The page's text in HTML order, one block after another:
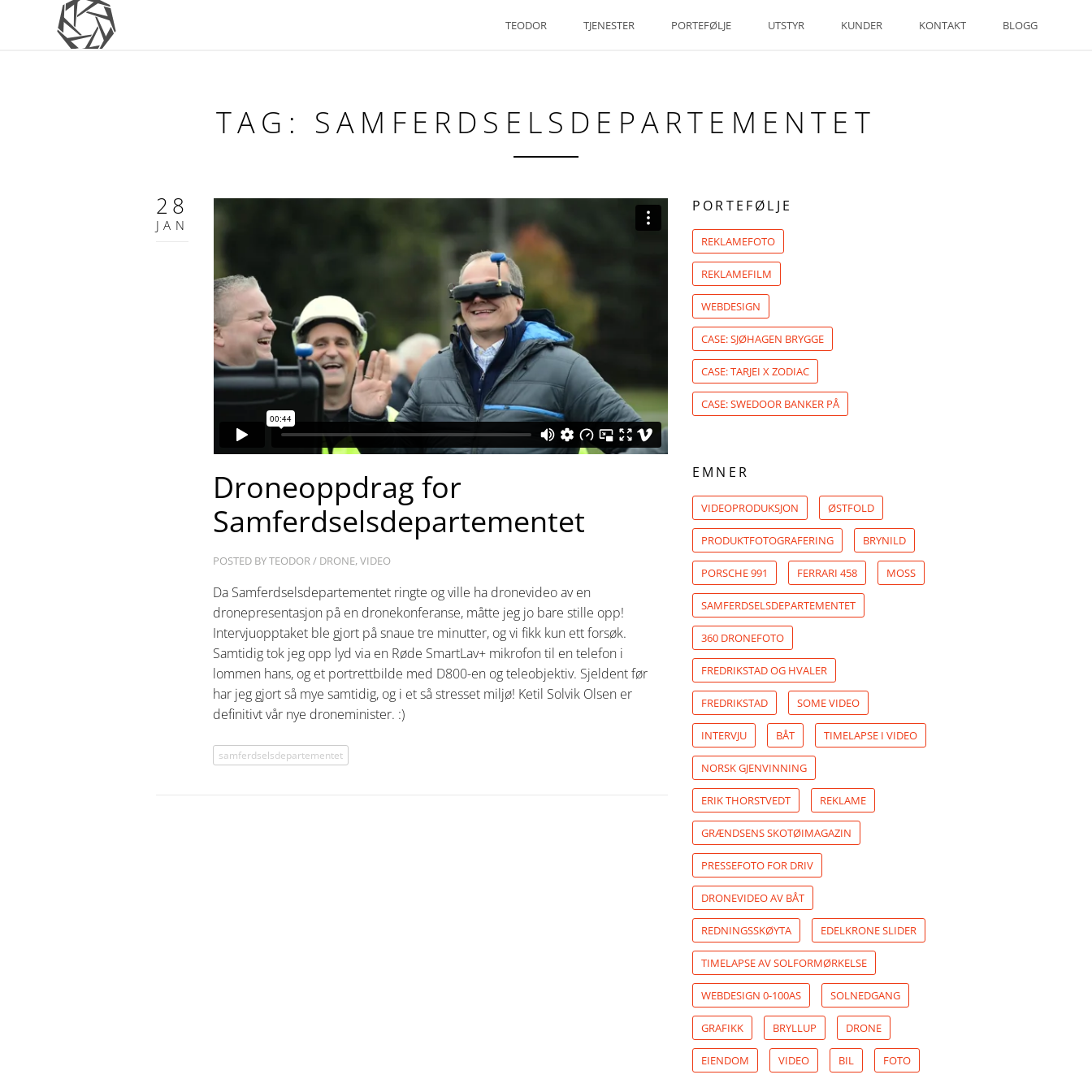
TEODOR TJENESTER PORTEFØLJE UTSTYR KUNDER KONTAKT BLOGG
TAG: SAMFERDSELSDEPARTEMENTET
28
JAN
Droneoppdrag for
Samferdselsdepartementet
POSTED BYTEODOR/ DRONE,VIDEO
Da Samferdselsdepartementet ringte og ville ha dronevideo av en
dronepresentasjon på en dronekonferanse, måtte jeg jo bare stille opp!
Intervjuopptaket ble gjort på snaue tre minutter, og vi fikk kun ett forsøk.
Samtidig tok jeg opp lyd via en Røde SmartLav+ mikrofon til en telefon i
lommen hans, og et portrettbilde med D800-en og teleobjektiv. Sjeldent før
har jeg gjort så mye samtidig, og i et så stresset miljø! Ketil Solvik Olsen er
definitivt vår nye droneminister. :)
samferdselsdepartementet
PORTEFØLJE
REKLAMEFOTO
REKLAMEFILM
WEBDESIGN
CASE: SJØHAGEN BRYGGE
CASE: TARJEI X ZODIAC
CASE: SWEDOOR BANKER PÅ
EMNER
VIDEOPRODUKSJON ØSTFOLD
PRODUKTFOTOGRAFERING BRYNILD
PORSCHE 991 FERRARI 458 MOSS
SAMFERDSELSDEPARTEMENTET
360 DRONEFOTO
FREDRIKSTAD OG HVALER
FREDRIKSTAD SOME VIDEO
INTERVJU BÅT TIMELAPSE I VIDEO
NORSK GJENVINNING
ERIK THORSTVEDT REKLAME
GRÆNDSENS SKOTØIMAGAZIN
PRESSEFOTO FOR DRIV
DRONEVIDEO AV BÅT
REDNINGSSKØYTA EDELKRONE SLIDER
TIMELAPSE AV SOLFORMØRKELSE
WEBDESIGN 0-100AS SOLNEDGANG
GRAFIKK BRYLLUP DRONE
EIENDOM VIDEO BIL FOTO